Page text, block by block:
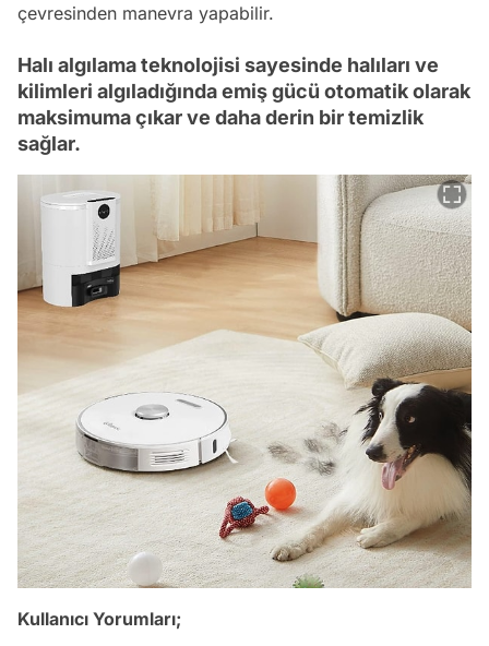
çevresinden manevra yapabilir.
Halı algılama teknolojisi sayesinde halıları ve
kilimleri algıladığında emiş gücü otomatik olarak
maksimuma çıkar ve daha derin bir temizlik
sağlar.
Kullanıcı Yorumları;